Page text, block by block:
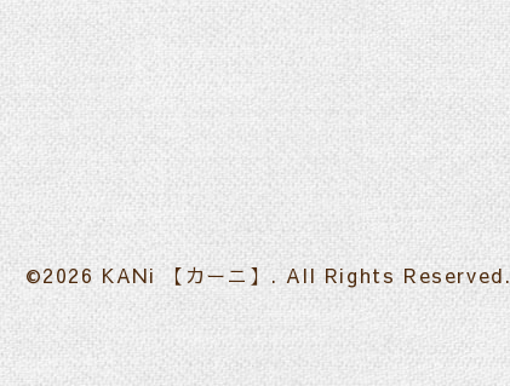
©2026KANi 【カーニ】 . All Rights Reserved.